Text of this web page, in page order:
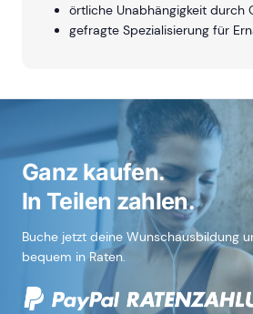
örtliche Unabhängigkeit durch
gefragte Spezialisierung für
Ganz kaufen.
In Teilen zahlen.
Buche jetzt deine Wunschausbildung
bequem in Raten.